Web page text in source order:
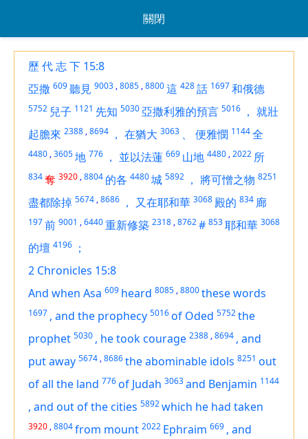
關閉
歷 代 志 下 15:8
亞撒 609聽見 9003 ,8085 ,8800這 428話 1697和俄德
5752 兒子 1121 先知 5030亞撒利雅的預言 5016 ， 就壯
起膽來 2388 ,8694 ， 在猶大 3063 、 便雅憫 1144全
4480 ,3605地 776 ， 並以法蓮 669 山地 4480 ,2022 所
834奪 3920 ,8804 的各 4480城 5892 ， 將可憎之物 8251
盡都除掉 5674 ,8686 ， 又在耶和華 3068 殿的 834 廊
197前 9001 ,6440重新修築 2318 ,8762# 853耶和華 3068
的壇 4196 ；
2 Chronicles 15:8
And when Asa 609 heard 8085 ,8800these words
1697 , and the prophecy 5016of Oded 5752the
prophet 5030 , he took courage 2388 ,8694 , and
put away 5674 ,8686the abominable idols 8251 out
of all the land 776of Judah 3063and Benjamin 1144
, and out of the cities 5892which he had taken
3920 ,8804from mount 2022 Ephraim 669 , and